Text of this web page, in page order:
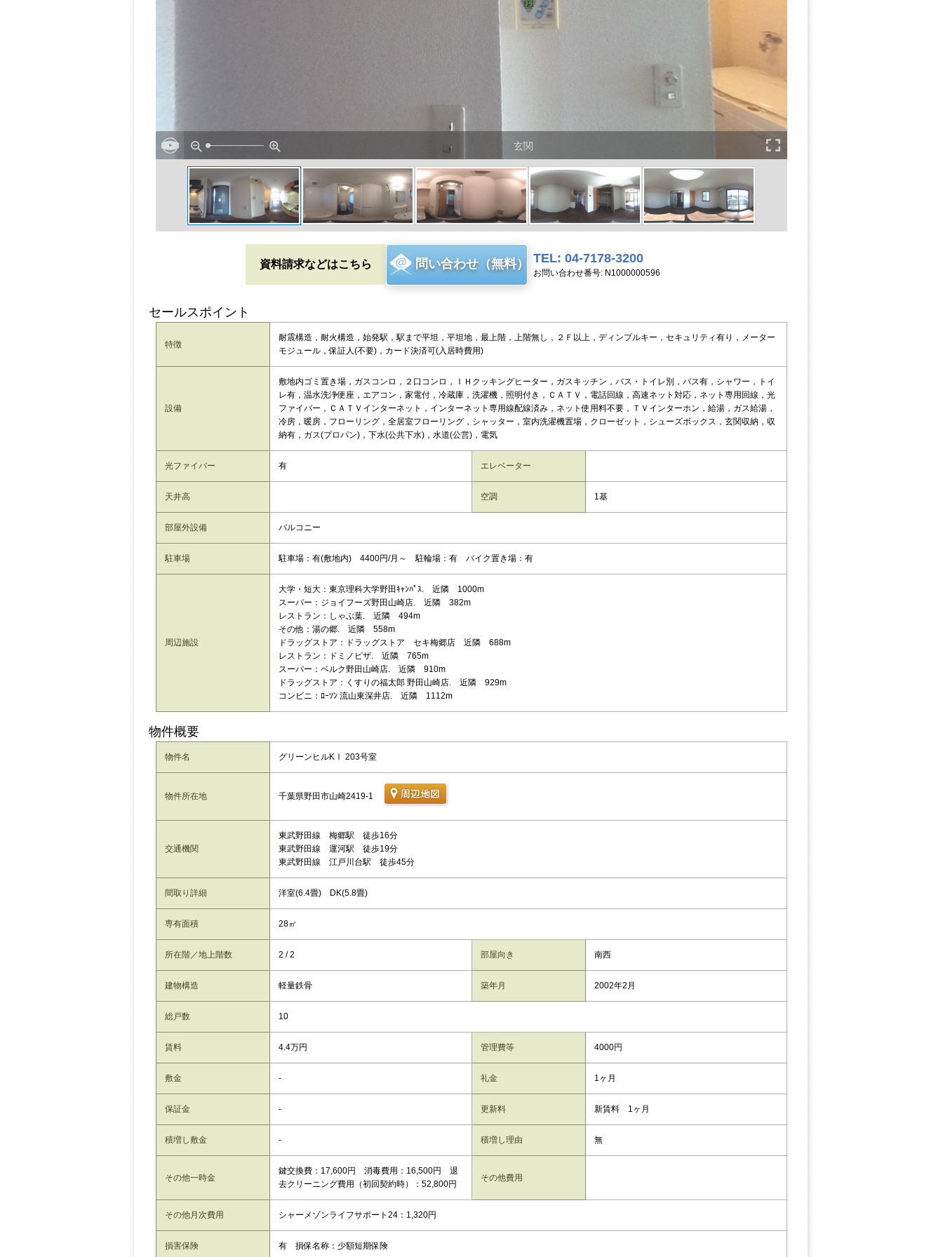
玄関
資料請求などはこちら 問い合わせ（無料） TEL: 04-7178-3200
お問い合わせ番号: N1000000596
セールスポイント
特徴
耐震構造，耐火構造，始発駅，駅まで平坦，平坦地，最上階，上階無し，２Ｆ以上，ディンプルキー，セキュリティ有り，メーター
モジュール，保証人(不要)，カード決済可(入居時費用)
設備
敷地内ゴミ置き場，ガスコンロ，２口コンロ，ＩＨクッキングヒーター，ガスキッチン，バス・トイレ別，バス有，シャワー，トイ
レ有，温水洗浄便座，エアコン，家電付，冷蔵庫，洗濯機，照明付き，ＣＡＴＶ，電話回線，高速ネット対応，ネット専用回線，光
ファイバー，ＣＡＴＶインターネット，インターネット専用線配線済み，ネット使用料不要，ＴＶインターホン，給湯，ガス給湯，
冷房，暖房，フローリング，全居室フローリング，シャッター，室内洗濯機置場，クローゼット，シューズボックス，玄関収納，収
納有，ガス(プロパン)，下水(公共下水)，水道(公営)，電気
光ファイバー 有 エレベーター
天井高 空調 1基
部屋外設備 バルコニー
駐車場 駐車場：有(敷地内) 4400円/月～ 駐輪場：有 バイク置き場：有
周辺施設
大学・短大：東京理科大学野田ｷｬﾝﾊﾟｽ. 近隣 1000m
スーパー：ジョイフーズ野田山崎店. 近隣 382m
レストラン：しゃぶ葉. 近隣 494m
その他：湯の郷. 近隣 558m
ドラッグストア：ドラッグストア セキ梅郷店 近隣 688m
レストラン：ドミノピザ. 近隣 765m
スーパー：ベルク野田山崎店. 近隣 910m
ドラッグストア：くすりの福太郎 野田山崎店. 近隣 929m
コンビニ：ﾛｰｿﾝ 流山東深井店. 近隣 1112m
物件概要
物件名 グリーンヒルKⅠ 203号室
物件所在地 千葉県野田市山崎2419-1
交通機関
東武野田線 梅郷駅 徒歩16分
東武野田線 運河駅 徒歩19分
東武野田線 江戸川台駅 徒歩45分
間取り詳細 洋室(6.4畳) DK(5.8畳)
専有面積 28㎡
所在階／地上階数 2 / 2 部屋向き 南西
建物構造 軽量鉄骨 築年月 2002年2月
総戸数 10
賃料 4.4万円 管理費等 4000円
敷金 - 礼金 1ヶ月
保証金 - 更新料 新賃料 1ヶ月
積増し敷金 - 積増し理由 無
その他一時金
鍵交換費：17,600円 消毒費用：16,500円 退
去クリーニング費用（初回契約時）：52,800円
その他費用
その他月次費用 シャーメゾンライフサポート24：1,320円
損害保険 有 損保名称：少額短期保険